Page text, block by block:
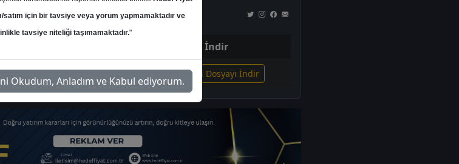
İndir
44932212 İlgili Dosyayı İndir
satım için bir tavsiye veya yorum yapmamaktadır ve
tavsiye niteliği taşımamaktadır."
Beyan edilen metni Okudum, Anladım ve Kabul ediyorum.